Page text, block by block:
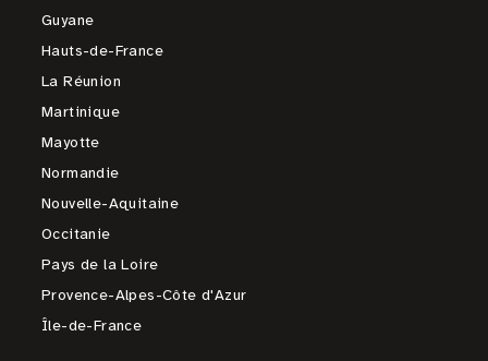
Guyane
Hauts-de-France
La Réunion
Martinique
Mayotte
Normandie
Nouvelle-Aquitaine
Occitanie
Pays de la Loire
Provence-Alpes-Côte d'Azur
Île-de-France